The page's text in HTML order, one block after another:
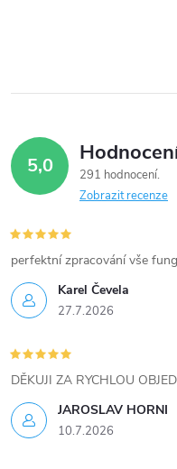
l
d
a
c
í
p
r
v
k
y
5,0
291 hodnocení
Zobrazit recenze
Karel Čevela
27.7.2026
perfektní zpracování vše
JAROSLAV HORNI
10.7.2026
DĚKUJI ZA RYCHLOU